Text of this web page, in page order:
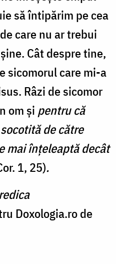
să întipărim pe cea
care nu ar trebui
Cât despre tine,
sicomorul care mi-a
Râzi de sicomor
om și pentru că
de către
mai înţeleaptă decât
1, 25).
Doxologia.ro de